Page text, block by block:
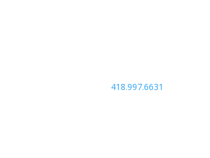
418.997.6631